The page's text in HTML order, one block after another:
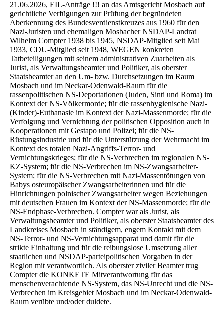
21.06.2026, EIL-Anträge !!! an das Amtsgericht Mosbach auf
gerichtliche Verfügungen zur Prüfung der begründeten
Aberkennung des Bundesverdienstkreuzes aus 1960 für den
Nazi-Juristen und ehemaligen Mosbacher NSDAP-Landrat
Wilhelm Compter 1938 bis 1945, NSDAP-Mitglied seit Mai
1933, CDU-Mitglied seit 1948, WEGEN konkreten
Tatbeteiligungen mit seinem administrativen Zuarbeiten als
Jurist, als Verwaltungsbeamter und Politiker, als oberster
Staatsbeamter an den Um- bzw. Durchsetzungen im Raum
Mosbach und im Neckar-Odenwald-Raum für die
rassenpolitischen NS-Deportationen (Juden, Sinti und Roma) im
Kontext der NS-Völkermorde; für die rassenhygienische Nazi-
(Kinder)-Euthanasie im Kontext der Nazi-Massenmorde; für die
Verfolgung und Vernichtung der politischen Opposition auch in
Kooperationen mit Gestapo und Polizei; für die NS-
Rüstungsindustrie und für die Unterstützung der Wehrmacht im
Kontext des totalen Nazi-Angriffs-Terror- und
Vernichtungskrieges; für die NS-Verbrechen im regionalen NS-
KZ-System; für die NS-Verbrechen im NS-Zwangsarbeiter-
System; für die NS-Verbrechen mit Nazi-Massentötungen von
Babys osteuropäischer Zwangsarbeiterinnen und für die
Hinrichtungen polnischer Zwangsarbeiter wegen Beziehungen
mit deutschen Frauen im Kontext der NS-Massenmorde; für die
NS-Endphase-Verbrechen. Compter war als Jurist, als
Verwaltungsbeamter und Politiker, als oberster Staatsbeamter des
Landkreises Mosbach in ständigem, engem Kontakt mit dem
NS-Terror- und NS-Vernichtungsapparat und damit für die
strikte Einhaltung und für die reibungslose Umsetzung aller
staatlichen und NSDAP-parteipolitischen Vorgaben in der
Region mit verantwortlich. Als oberster ziviler Beamter trug
Compter die KONKETE Mitverantwortung für das
menschenverachtende NS-System, das NS-Unrecht und die NS-
Verbrechen im Kreisgebiet Mosbach und im Neckar-Odenwald-
Raum verübte und/oder duldete.